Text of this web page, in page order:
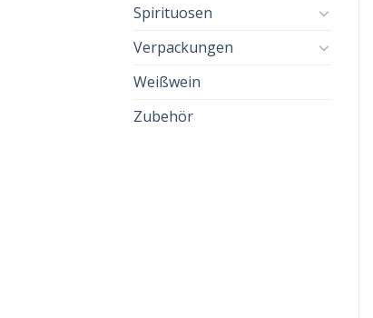
Spirituosen
Verpackungen
Weißwein
Zubehör